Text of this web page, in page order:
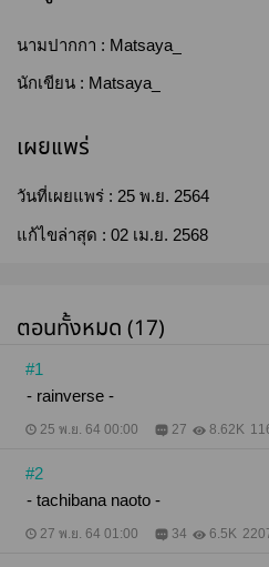
นามปากกา : Matsaya_
นักเขียน : Matsaya_
เผยแพร่
วันที่เผยแพร่ : 25 พ.ย. 2564
แก้ไขล่าสุด : 02 เม.ย. 2568
ตอนทั้งหมด (17)
#1
- rainverse -
25 พ.ย. 64 00:00 27 8.62K
#2
- tachibana naoto -
27 พ.ย. 64 01:00 34 6.5K